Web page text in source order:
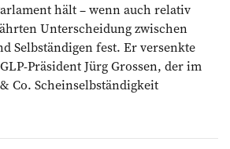
hält – wenn auch relativ
Unterscheidung zwischen
Selbständigen fest. Er versenkte
Präsident Jürg Grossen, der im
Co. Scheinselbständigkeit